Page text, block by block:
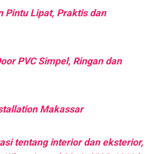
Pintu Lipat, Praktis dan
PVC Simpel, Ringan dan
Makassar
tentang interior dan eksterior,